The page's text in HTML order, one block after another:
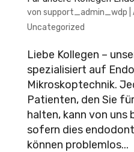
von support_admin_wdp
Uncategorized
Liebe Kollegen –
spezialisiert auf
Mikroskoptechnik.
Patienten, den Sie
halten, kann von uns
sofern dies
können problemlos...